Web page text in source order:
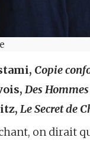
Copie
Des
Le Secret de
on dirait